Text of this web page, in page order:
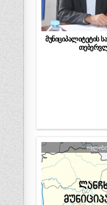
მუნიციპალიტეტის